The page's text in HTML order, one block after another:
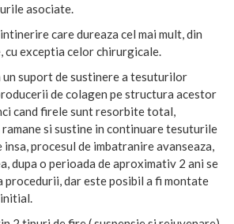
asociate.
care dureaza cel mai mult, din
cu exceptia celor chirurgicale.
suport de sustinere a tesuturilor
de colagen pe structura acestor
cand firele sunt resorbite total,
si sustine in continuare tesuturile
procesul de imbatranire avanseaza,
dupa o perioada de aproximativ 2 ani se
procedurii, dar este posibil a fi montate